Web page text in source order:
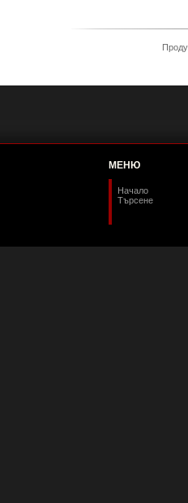
МЕНЮ
Начало
Търсене